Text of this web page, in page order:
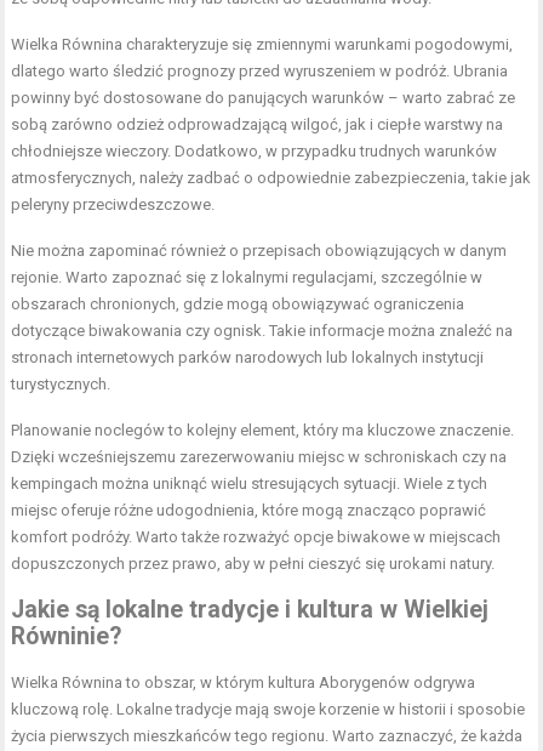
Wielka Równina charakteryzuje się zmiennymi warunkami pogodowymi,
dlatego warto śledzić prognozy przed wyruszeniem w podróż. Ubrania
powinny być dostosowane do panujących warunków – warto zabrać ze
sobą zarówno odzież odprowadzającą wilgoć, jak i ciepłe warstwy na
chłodniejsze wieczory. Dodatkowo, w przypadku trudnych warunków
atmosferycznych, należy zadbać o odpowiednie zabezpieczenia, takie jak
peleryny przeciwdeszczowe.
Nie można zapominać również o przepisach obowiązujących w danym
rejonie. Warto zapoznać się z lokalnymi regulacjami, szczególnie w
obszarach chronionych, gdzie mogą obowiązywać ograniczenia
dotyczące biwakowania czy ognisk. Takie informacje można znaleźć na
stronach internetowych parków narodowych lub lokalnych instytucji
turystycznych.
Planowanie noclegów to kolejny element, który ma kluczowe znaczenie.
Dzięki wcześniejszemu zarezerwowaniu miejsc w schroniskach czy na
kempingach można uniknąć wielu stresujących sytuacji. Wiele z tych
miejsc oferuje różne udogodnienia, które mogą znacząco poprawić
komfort podróży. Warto także rozważyć opcje biwakowe w miejscach
dopuszczonych przez prawo, aby w pełni cieszyć się urokami natury.
Jakie są lokalne tradycje i kultura w Wielkiej
Równinie?
Wielka Równina to obszar, w którym kultura Aborygenów odgrywa
kluczową rolę. Lokalne tradycje mają swoje korzenie w historii i sposobie
życia pierwszych mieszkańców tego regionu. Warto zaznaczyć, że każda